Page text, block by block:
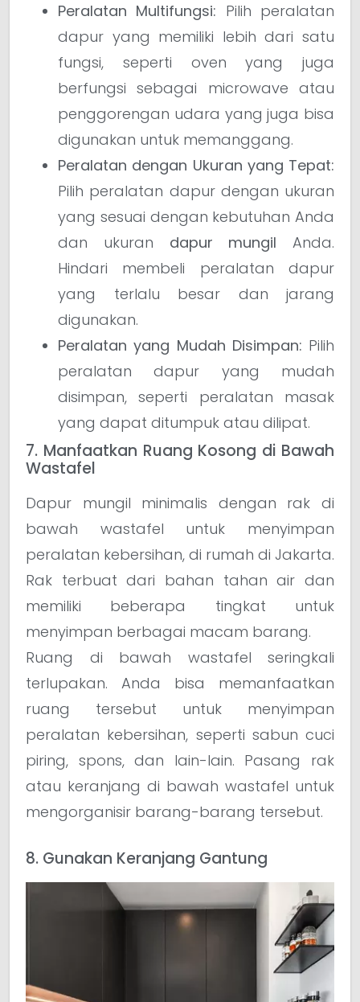
Peralatan Multifungsi: Pilih peralatan
dapur yang memiliki lebih dari satu
fungsi, seperti oven yang juga
berfungsi sebagai microwave atau
penggorengan udara yang juga bisa
digunakan untuk memanggang.
Peralatan dengan Ukuran yang Tepat:
Pilih peralatan dapur dengan ukuran
yang sesuai dengan kebutuhan Anda
dan ukuran dapur mungil Anda.
Hindari membeli peralatan dapur
yang terlalu besar dan jarang
digunakan.
Peralatan yang Mudah Disimpan: Pilih
peralatan dapur yang mudah
disimpan, seperti peralatan masak
yang dapat ditumpuk atau dilipat.
7. Manfaatkan Ruang Kosong di Bawah
Wastafel
Dapur mungil minimalis dengan rak di
bawah wastafel untuk menyimpan
peralatan kebersihan, di rumah di Jakarta.
Rak terbuat dari bahan tahan air dan
memiliki beberapa tingkat untuk
menyimpan berbagai macam barang.
Ruang di bawah wastafel seringkali
terlupakan. Anda bisa memanfaatkan
ruang tersebut untuk menyimpan
peralatan kebersihan, seperti sabun cuci
piring, spons, dan lain-lain. Pasang rak
atau keranjang di bawah wastafel untuk
mengorganisir barang-barang tersebut.
8. Gunakan Keranjang Gantung